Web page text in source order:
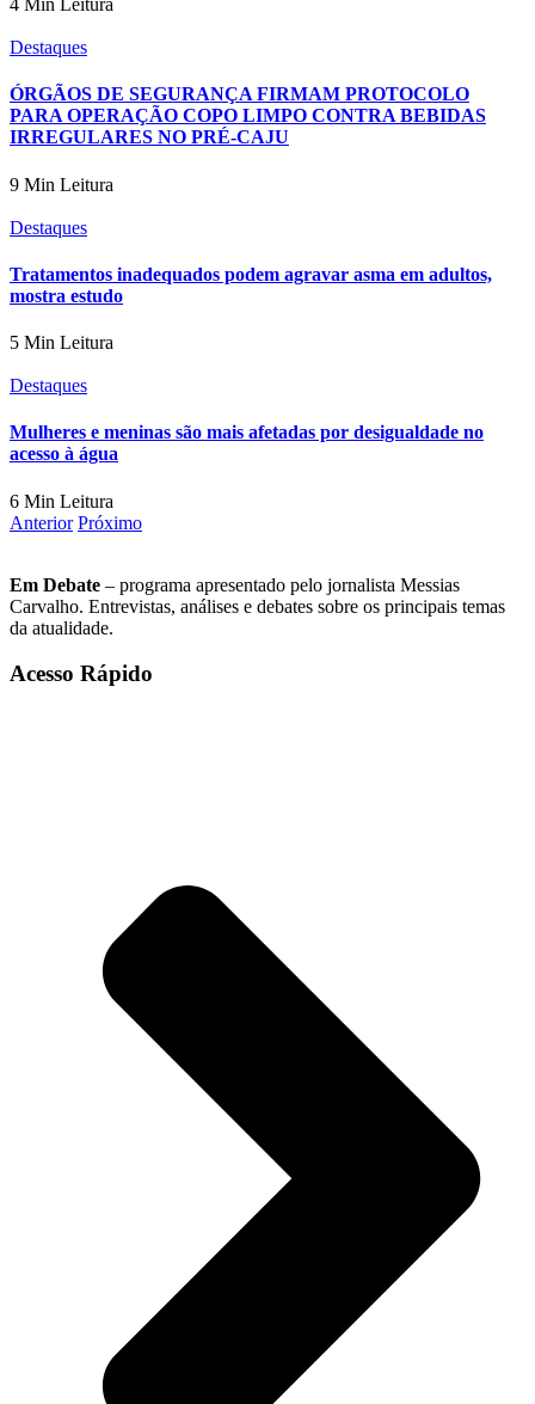
4 Min Leitura
Destaques
ÓRGÃOS DE SEGURANÇA FIRMAM PROTOCOLO
PARA OPERAÇÃO COPO LIMPO CONTRA BEBIDAS
IRREGULARES NO PRÉ-CAJU
9 Min Leitura
Destaques
Tratamentos inadequados podem agravar asma em adultos,
mostra estudo
5 Min Leitura
Destaques
Mulheres e meninas são mais afetadas por desigualdade no
acesso à água
6 Min Leitura
Anterior Próximo
Em Debate – programa apresentado pelo jornalista Messias
Carvalho. Entrevistas, análises e debates sobre os principais temas
da atualidade.
Acesso Rápido